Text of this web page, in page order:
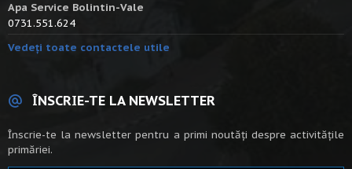
Apa Service Bolintin-Vale
0731.551.624
Vedeți toate contactele utile
ÎNSCRIE-TE LA NEWSLETTER
Înscrie-te la newsletter pentru a primi noutăți despre activitățile
primăriei.